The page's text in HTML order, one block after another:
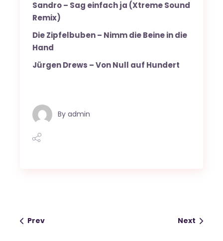
Sandro – Sag einfach ja (Xtreme Sound
Remix)
Die Zipfelbuben – Nimm die Beine in die
Hand
Jürgen Drews – Von Null auf Hundert
By admin
Prev Next